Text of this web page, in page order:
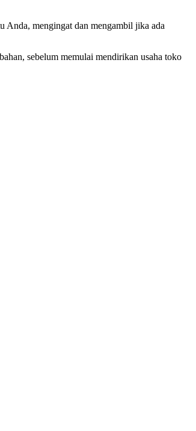
Anda, mengingat dan mengambil jika ada
sebelum memulai mendirikan usaha toko